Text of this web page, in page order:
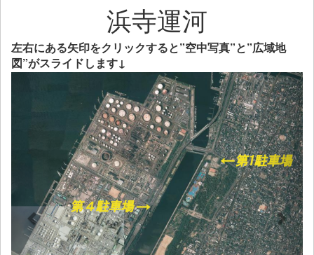
浜寺運河
左右にある矢印をクリックすると”空中写真”と”広域地
図”がスライドします↓
Next